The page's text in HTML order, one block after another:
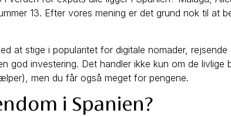
13. Efter vores mening er det grund nok til at
at stige i popularitet for digitale nomader,
god investering. Det handler ikke kun om de livlige
men du får også meget for pengene.
i Spanien?